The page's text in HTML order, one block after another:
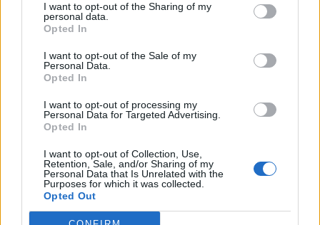
I want to opt-out of the Sharing of my
personal data.
Opted In
I want to opt-out of the Sale of my
Personal Data.
Opted In
I want to opt-out of processing my
Personal Data for Targeted Advertising.
Opted In
I want to opt-out of Collection, Use,
Retention, Sale, and/or Sharing of my
Personal Data that Is Unrelated with the
Purposes for which it was collected.
Opted Out
Friskt med fruktiga toner, en stabil maltbas och en
humle som känns fräsch. Detta brukar inte vara ett
favoritbryggeri, men det här var gott.
Jämtlands Julöl, 330 ml, 23,90 kr, 6,5 %, Strong ale
Den största klassikern bland svenska
hantverksbryggda julöl. Årets upplaga har den lite
typiska hussmaken från Jämtland med en frisk
humle, en maltig stabil bas, fruktig med smörkola
och lite nötiga toner. Bra version av det här ölet.